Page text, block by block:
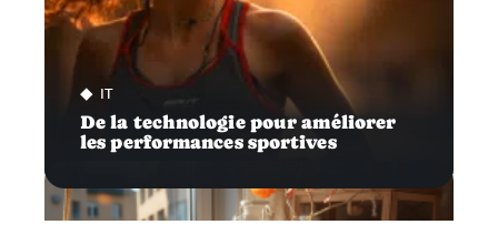
IT
De la technologie pour améliorer
les performances sportives